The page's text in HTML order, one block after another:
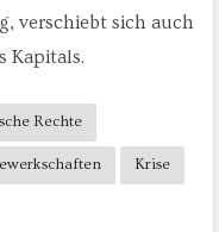
verschiebt sich auch
Kapitals.
Rechte
Krise